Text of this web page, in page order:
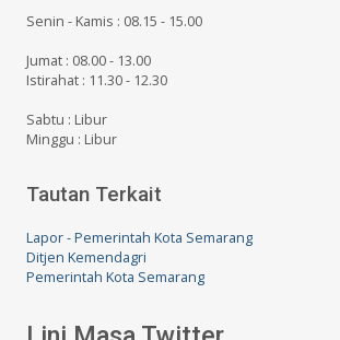
Senin - Kamis : 08.15 - 15.00
Jumat : 08.00 - 13.00
Istirahat : 11.30 - 12.30
Sabtu : Libur
Minggu : Libur
Tautan Terkait
Lapor - Pemerintah Kota Semarang
Ditjen Kemendagri
Pemerintah Kota Semarang